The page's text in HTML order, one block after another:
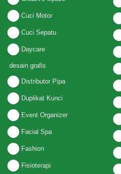
Cuci Motor
Cuci Sepatu
Daycare
desain grafis
Distributor Pipa
Duplikat Kunci
Event Organizer
Facial Spa
Fashion
Fisioterapi